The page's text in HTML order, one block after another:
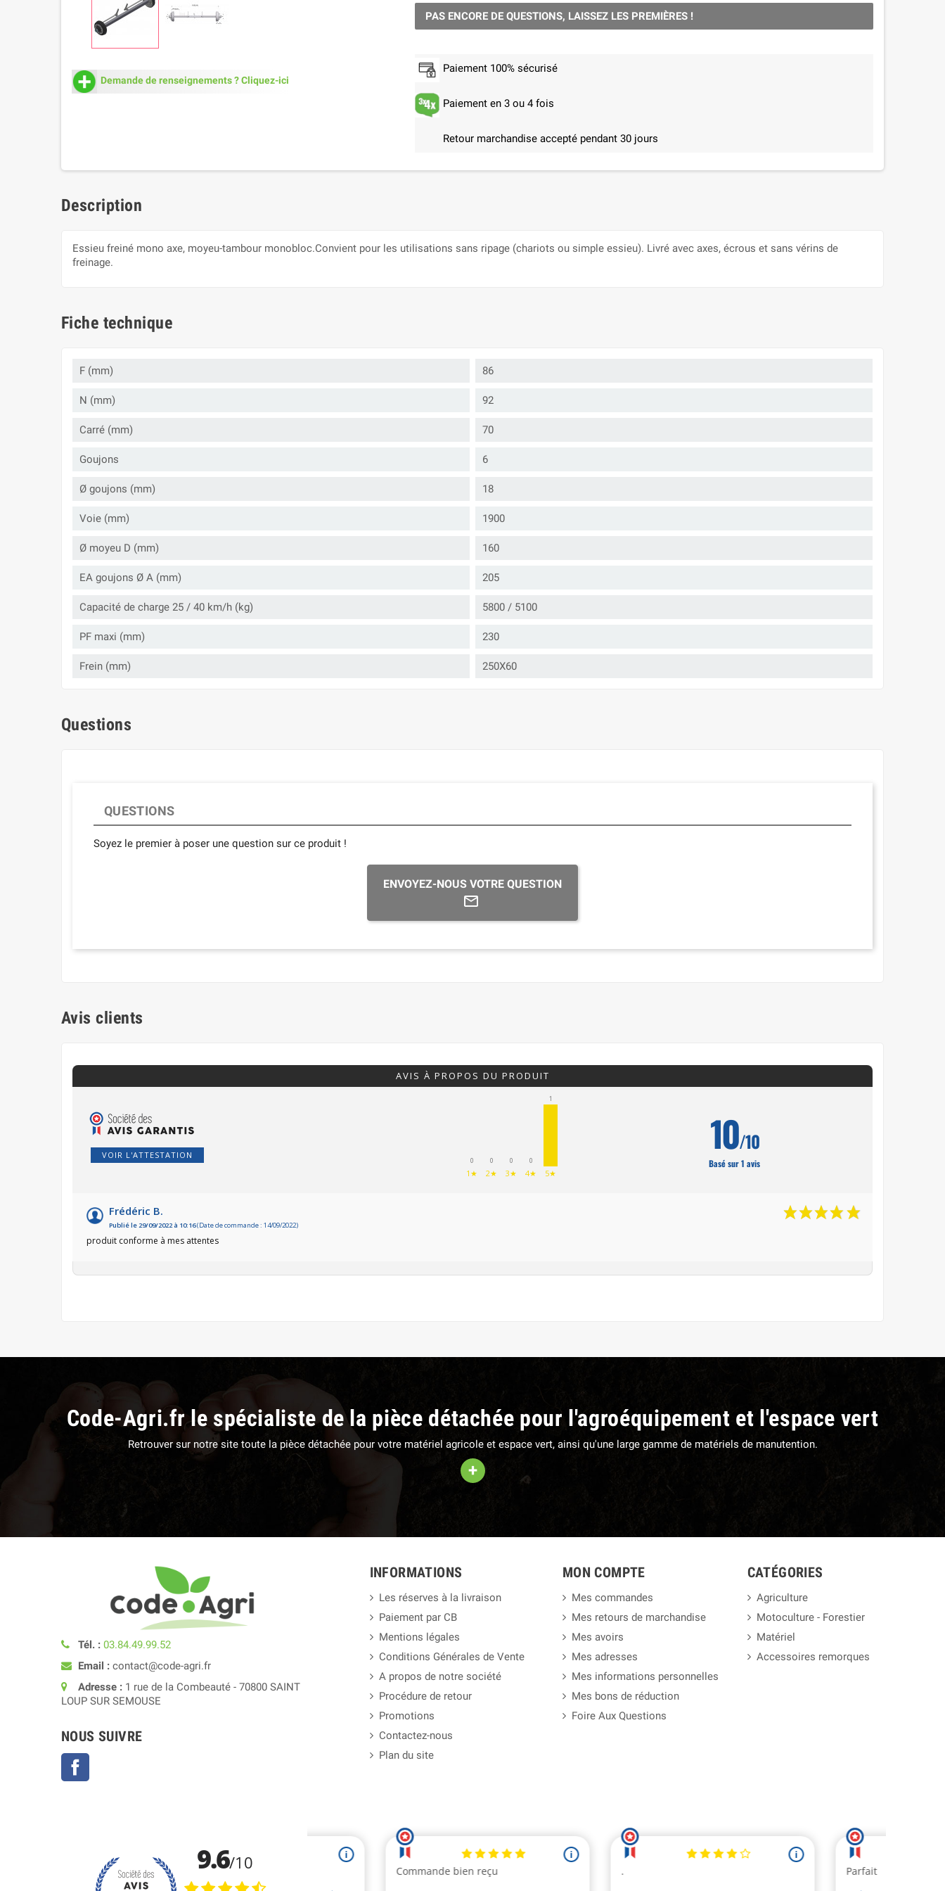
Demande de renseignements ? Cliquez-ici
PAS ENCORE DE QUESTIONS, LAISSEZ LES PREMIÈRES !
Paiement 100% sécurisé
Paiement en 3 ou 4 fois
Retour marchandise accepté pendant 30 jours
Description
Essieu freiné mono axe, moyeu-tambour monobloc.Convient pour les utilisations sans ripage (chariots ou simple essieu). Livré avec axes, écrous et sans vérins de
freinage.
Fiche technique
F (mm) 86
N (mm) 92
Carré (mm) 70
Goujons 6
Ø goujons (mm) 18
Voie (mm) 1900
Ø moyeu D (mm) 160
EA goujons Ø A (mm) 205
Capacité de charge 25 / 40 km/h (kg) 5800 / 5100
PF maxi (mm) 230
Frein (mm) 250X60
Questions
QUESTIONS
Soyez le premier à poser une question sur ce produit !
ENVOYEZ-NOUS VOTRE QUESTION
Avis clients
AVIS À PROPOS DU PRODUIT
VOIR L'ATTESTATION
0
1★
0
2★
0
3★
0
4★
1
5★
10/10
Basé sur 1 avis
Frédéric B.
Publié le 29/09/2022 à 10:16(Date de commande : 14/09/2022)
produit conforme à mes attentes
Code-Agri.fr le spécialiste de la pièce détachée pour l'agroéquipement et l'espace vert
Retrouver sur notre site toute la pièce détachée pour votre matériel agricole et espace vert, ainsi qu'une large gamme de matériels de manutention.
+
Tél. : 03.84.49.99.52
Email : contact@code-agri.fr
Adresse : 1 rue de la Combeauté - 70800 SAINT
LOUP SUR SEMOUSE
NOUS SUIVRE
INFORMATIONS
Les réserves à la livraison
Paiement par CB
Mentions légales
Conditions Générales de Vente
A propos de notre société
Procédure de retour
Promotions
Contactez-nous
Plan du site
MON COMPTE
Mes commandes
Mes retours de marchandise
Mes avoirs
Mes adresses
Mes informations personnelles
Mes bons de réduction
Foire Aux Questions
CATÉGORIES
Agriculture
Motoculture - Forestier
Matériel
Accessoires remorques